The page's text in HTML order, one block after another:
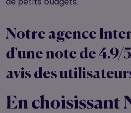
Notre agence
d'une note de 4.9/
avis des
En choisissant